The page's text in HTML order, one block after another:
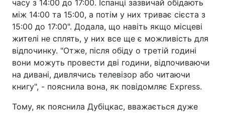
часу з 14:00 до 17:00. Іспанці зазвичай обідають
між 14:00 та 15:00, а потім у них триває сієста з
15:00 до 17:00". Додала, що навіть якщо місцеві
жителі не сплять, у них все ще є можливість для
відпочинку. "Отже, після обіду о третій годині
вони можуть провести дві години, відпочиваючи
на дивані, дивлячись телевізор або читаючи
книгу", - пояснила вона, як повідомляє Express.
Тому, як пояснила Дубіцкас, вважається дуже